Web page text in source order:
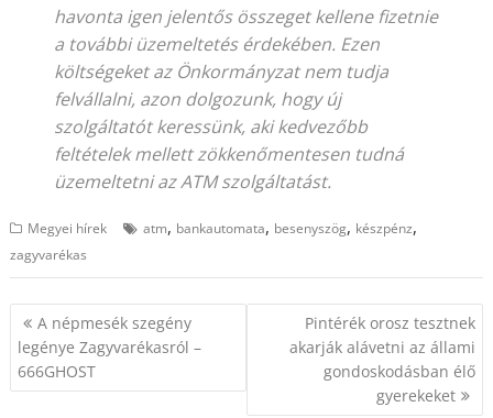
havonta igen jelentős összeget kellene fizetnie
a további üzemeltetés érdekében. Ezen
költségeket az Önkormányzat nem tudja
felvállalni, azon dolgozunk, hogy új
szolgáltatót keressünk, aki kedvezőbb
feltételek mellett zökkenőmentesen tudná
üzemeltetni az ATM szolgáltatást.
Megyei hírek atm, bankautomata, besenyszög, készpénz,
zagyvarékas
Bejegyzés
navigáció
A népmesék szegény
legénye Zagyvarékasról –
666GHOST
Pintérék orosz tesztnek
akarják alávetni az állami
gondoskodásban élő
gyerekeket